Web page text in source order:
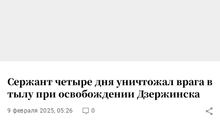
Сержант четыре дня уничтожал врага в
тылу при освобождении Дзержинска
9 февраля 2025, 05:26 0